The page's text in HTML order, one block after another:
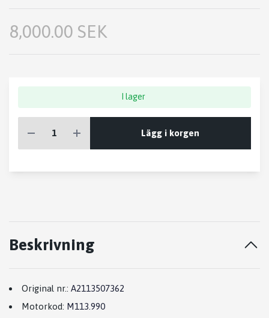
8,000.00 SEK
I lager
Lägg i korgen
Beskrivning
Original nr.: A2113507362
Motorkod: M113.990